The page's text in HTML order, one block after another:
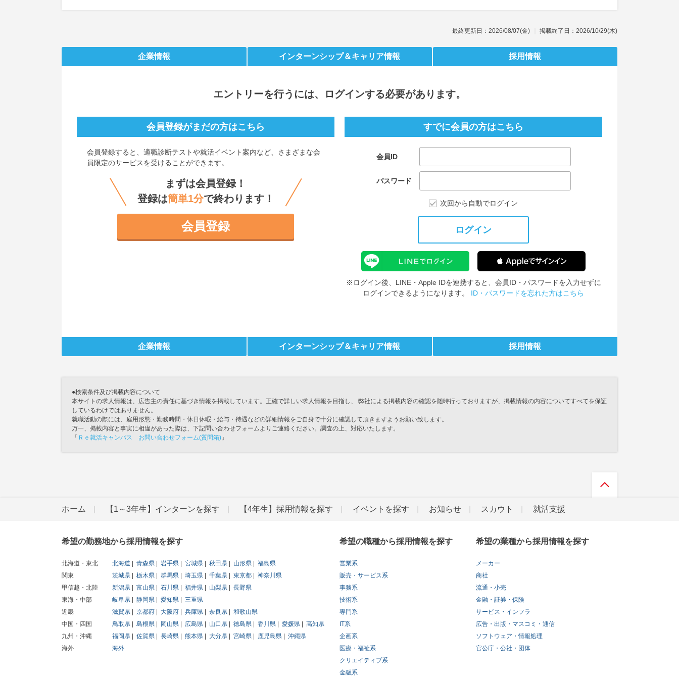
最終更新日：2026/08/07(金) 掲載終了日：2026/10/29(木)
企業情報 インターンシップ＆キャリア情報 採用情報
エントリーを行うには、ログインする必要があります。
すでに会員の方はこちら
会員ID
パスワード
次回から自動でログイン
ログイン
※ログイン後、LINE・Apple IDを連携すると、会員ID・パスワードを入力せずに
ログインできるようになります。 ID・パスワードを忘れた方はこちら
会員登録がまだの方はこちら
会員登録すると、 適職診断テストや就活イベント案内など、さまざまな会
員限定のサービスを受けることができます。
まずは会員登録！
登録は簡単1分で終わります！
会員登録
企業情報 インターンシップ＆キャリア情報 採用情報
●検索条件及び掲載内容について
本サイトの求人情報は、広告主の責任に基づき情報を掲載しています。正確で詳しい求人情報を目指し、 弊社による掲載内容の確認を随時行っておりますが、掲載情報の内容についてすべてを保証
しているわけではありません。
就職活動の際には、雇用形態・勤務時間・休日休暇・給与・待遇などの詳細情報をご自身で十分に確認して頂きますようお願い致します。
万一、掲載内容と事実に相違があった際は、下記問い合わせフォームよりご連絡ください。調査の上、対応いたします。
「 Ｒｅ就活キャンパス お問い合わせフォーム(質問箱) 」
ホーム 【1～3年生】インターンを探す 【4年生】採用情報を探す イベントを探す お知らせ スカウト 就活支援
希望の勤務地から採用情報を探す
北海道・東北 北海道 青森県 岩手県 宮城県 秋田県 山形県
福島県
関東
茨城県 栃木県 群馬県 埼玉県 千葉県 東京都
神奈川県
甲信越・北陸
新潟県 富山県 石川県 福井県 山梨県
長野県
東海・中部
岐阜県 静岡県 愛知県
三重県
近畿
滋賀県 京都府 大阪府 兵庫県 奈良県
和歌山県
中国・四国
鳥取県 島根県 岡山県 広島県 山口県 徳島県 香川県 愛媛県
高知県
九州・沖縄
福岡県 佐賀県 長崎県 熊本県 大分県 宮崎県 鹿児島県
沖縄県
海外
海外
希望の職種から採用情報を探す
営業系
販売・サービス系
事務系
技術系
専門系
IT系
企画系
医療・福祉系
クリエイティブ系
金融系
希望の業種から採用情報を探す
メーカー
商社
流通・小売
金融・証券・保険
サービス・インフラ
広告・出版・マスコミ・通信
ソフトウェア・情報処理
官公庁・公社・団体